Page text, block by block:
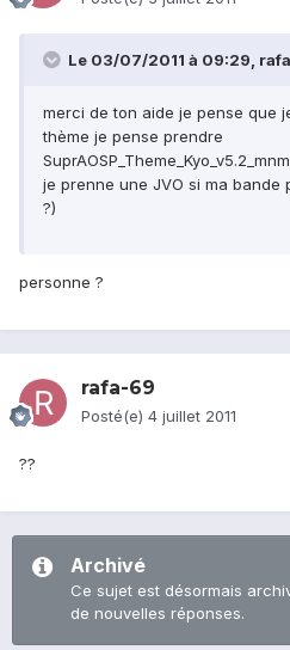
Le 03/07/2011 à 09:29,
merci de ton aide je pense que
thème je pense prendre
je prenne une JVO si ma bande
?)
personne ?
rafa-69
Posté(e) 4 juillet 2011
??
Archivé
Ce sujet est désormais
de nouvelles réponses.